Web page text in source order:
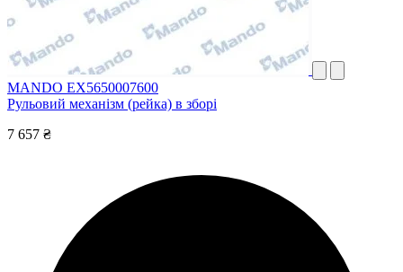
MANDO EX5650007600
Рульовий механізм (рейка) в зборі
7 657 ₴